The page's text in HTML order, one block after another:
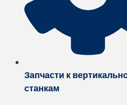
Запчасти к
станкам